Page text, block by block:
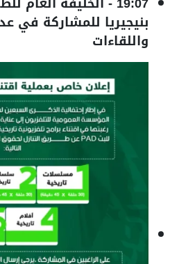
بنيجيريا للمشاركة في
واللقاءات